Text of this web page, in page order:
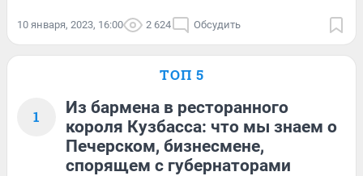
10 января, 2023, 16:00 2 624 Обсудить
ТОП 5
1
Из бармена в ресторанного
короля Кузбасса: что мы знаем о
Печерском, бизнесмене,
спорящем с губернаторами